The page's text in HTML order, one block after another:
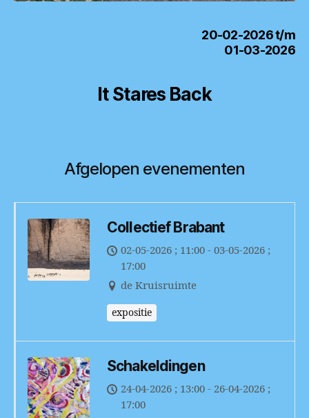
20-02-2026 t/m
01-03-2026
It Stares Back
Afgelopen evenementen
Collectief Brabant
02-05-2026 ; 11:00 - 03-05-2026 ;
17:00
de Kruisruimte
expositie
Schakeldingen
24-04-2026 ; 13:00 - 26-04-2026 ;
17:00